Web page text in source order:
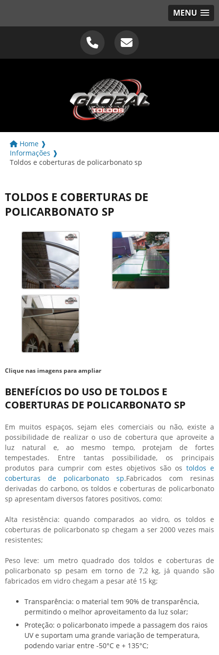
MENU
Home ❱
Informações ❱
Toldos e coberturas de policarbonato sp
TOLDOS E COBERTURAS DE
POLICARBONATO SP
Clique nas imagens para ampliar
BENEFÍCIOS DO USO DE TOLDOS E
COBERTURAS DE POLICARBONATO SP
Em muitos espaços, sejam eles comerciais ou não, existe a
possibilidade de realizar o uso de cobertura que aproveite a
luz natural e, ao mesmo tempo, protejam de fortes
tempestades. Entre tantas possibilidade, os principais
produtos para cumprir com estes objetivos são os toldos e
coberturas de policarbonato sp.Fabricados com resinas
derivadas do carbono, os toldos e coberturas de policarbonato
sp apresentam diversos fatores positivos, como:
Alta resistência: quando comparados ao vidro, os toldos e
coberturas de policarbonato sp chegam a ser 2000 vezes mais
resistentes;
Peso leve: um metro quadrado dos toldos e coberturas de
policarbonato sp pesam em torno de 7,2 kg, já quando são
fabricados em vidro chegam a pesar até 15 kg;
Transparência: o material tem 90% de transparência,
permitindo o melhor aproveitamento da luz solar;
Proteção: o policarbonato impede a passagem dos raios
UV e suportam uma grande variação de temperatura,
podendo variar entre -50°C e + 135°C;